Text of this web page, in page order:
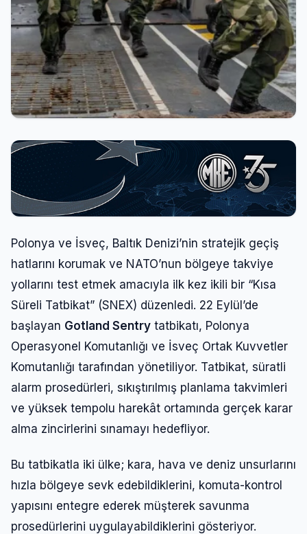
Polonya ve İsveç, Baltık Denizi’nin stratejik geçiş
hatlarını korumak ve NATO’nun bölgeye takviye
yollarını test etmek amacıyla ilk kez ikili bir “Kısa
Süreli Tatbikat” (SNEX) düzenledi. 22 Eylül’de
başlayan Gotland Sentry tatbikatı, Polonya
Operasyonel Komutanlığı ve İsveç Ortak Kuvvetler
Komutanlığı tarafından yönetiliyor. Tatbikat, süratli
alarm prosedürleri, sıkıştırılmış planlama takvimleri
ve yüksek tempolu harekât ortamında gerçek karar
alma zincirlerini sınamayı hedefliyor.
Bu tatbikatla iki ülke; kara, hava ve deniz unsurlarını
hızla bölgeye sevk edebildiklerini, komuta-kontrol
yapısını entegre ederek müşterek savunma
prosedürlerini uygulayabildiklerini gösteriyor.